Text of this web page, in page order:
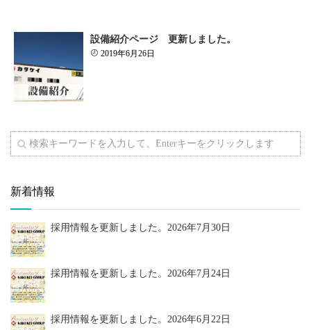
設備紹介ページ 更新しました。
2019年6月26日
新着情報
採用情報を更新しました。 2026年7月30日
採用情報を更新しました。 2026年7月24日
採用情報を更新しました。 2026年6月22日